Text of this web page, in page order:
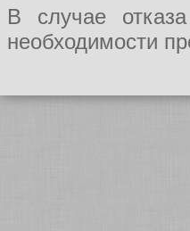
В случае
необходимости